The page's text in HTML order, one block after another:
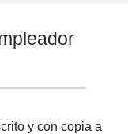
mínimos
del Trabajo
que notifica al
por la cual se está